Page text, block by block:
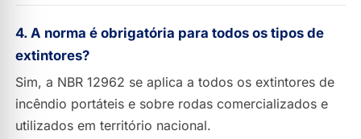
4. A norma é obrigatória para todos os tipos de
extintores?
Sim, a NBR 12962 se aplica a todos os extintores de
incêndio portáteis e sobre rodas comercializados e
utilizados em território nacional.